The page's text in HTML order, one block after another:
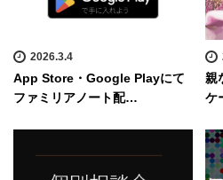
2026.3.4
App Store・Google Playにて
ファミリアノート配…
親
ケ